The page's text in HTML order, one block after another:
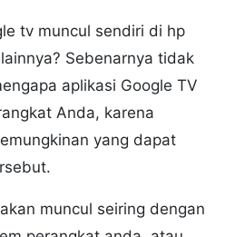
tv muncul sendiri di hp
Sebenarnya tidak
aplikasi Google TV
Anda, karena
yang dapat
muncul seiring dengan